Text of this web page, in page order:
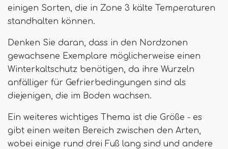
einigen Sorten, die in Zone 3 kälte Temperaturen
standhalten können.
Denken Sie daran, dass in den Nordzonen
gewachsene Exemplare möglicherweise einen
Winterkaltschutz benötigen, da ihre Wurzeln
anfälliger für Gefrierbedingungen sind als
diejenigen, die im Boden wachsen.
Ein weiteres wichtiges Thema ist die Größe - es
gibt einen weiten Bereich zwischen den Arten,
wobei einige rund drei Fuß lang sind und andere